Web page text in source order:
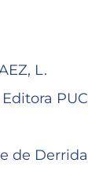
L.
de